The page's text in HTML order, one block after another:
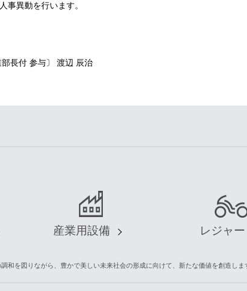
事異動を行います。
長付 参与〕 渡辺 辰治
産業用設備 レジャー
和を図りながら、豊かで美しい未来社会の形成に向けて、新たな価値を創造しま